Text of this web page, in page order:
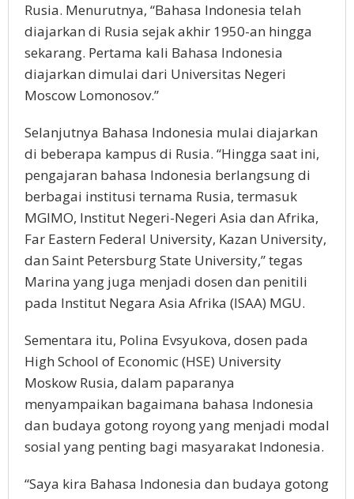
Rusia. Menurutnya, “Bahasa Indonesia telah
diajarkan di Rusia sejak akhir 1950-an hingga
sekarang. Pertama kali Bahasa Indonesia
diajarkan dimulai dari Universitas Negeri
Moscow Lomonosov.”
Selanjutnya Bahasa Indonesia mulai diajarkan
di beberapa kampus di Rusia. “Hingga saat ini,
pengajaran bahasa Indonesia berlangsung di
berbagai institusi ternama Rusia, termasuk
MGIMO, Institut Negeri-Negeri Asia dan Afrika,
Far Eastern Federal University, Kazan University,
dan Saint Petersburg State University,” tegas
Marina yang juga menjadi dosen dan penitili
pada Institut Negara Asia Afrika (ISAA) MGU.
Sementara itu, Polina Evsyukova, dosen pada
High School of Economic (HSE) University
Moskow Rusia, dalam paparanya
menyampaikan bagaimana bahasa Indonesia
dan budaya gotong royong yang menjadi modal
sosial yang penting bagi masyarakat Indonesia.
“Saya kira Bahasa Indonesia dan budaya gotong